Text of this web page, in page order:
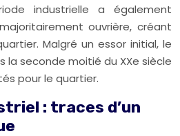
industrielle a également
ouvrière, créant
Malgré un essor initial, le
la seconde moitié du XXe siècle
pour le quartier.
: traces d’un